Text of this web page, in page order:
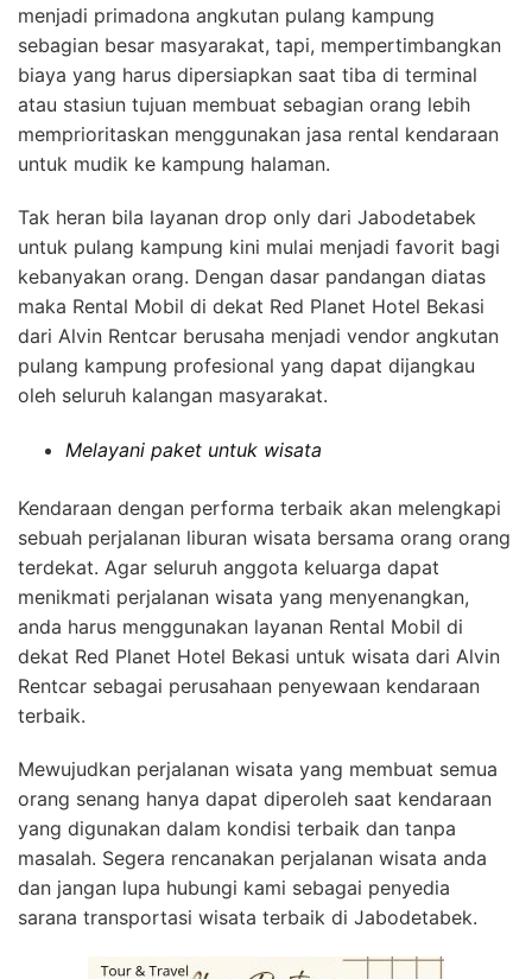
menjadi primadona angkutan pulang kampung
sebagian besar masyarakat, tapi, mempertimbangkan
biaya yang harus dipersiapkan saat tiba di terminal
atau stasiun tujuan membuat sebagian orang lebih
memprioritaskan menggunakan jasa rental kendaraan
untuk mudik ke kampung halaman.
Tak heran bila layanan drop only dari Jabodetabek
untuk pulang kampung kini mulai menjadi favorit bagi
kebanyakan orang. Dengan dasar pandangan diatas
maka Rental Mobil di dekat Red Planet Hotel Bekasi
dari Alvin Rentcar berusaha menjadi vendor angkutan
pulang kampung profesional yang dapat dijangkau
oleh seluruh kalangan masyarakat.
Melayani paket untuk wisata
Kendaraan dengan performa terbaik akan melengkapi
sebuah perjalanan liburan wisata bersama orang orang
terdekat. Agar seluruh anggota keluarga dapat
menikmati perjalanan wisata yang menyenangkan,
anda harus menggunakan layanan Rental Mobil di
dekat Red Planet Hotel Bekasi untuk wisata dari Alvin
Rentcar sebagai perusahaan penyewaan kendaraan
terbaik.
Mewujudkan perjalanan wisata yang membuat semua
orang senang hanya dapat diperoleh saat kendaraan
yang digunakan dalam kondisi terbaik dan tanpa
masalah. Segera rencanakan perjalanan wisata anda
dan jangan lupa hubungi kami sebagai penyedia
sarana transportasi wisata terbaik di Jabodetabek.